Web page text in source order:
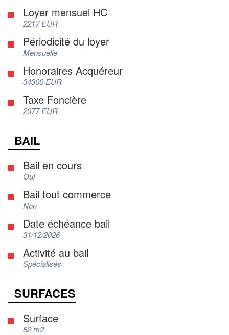
Loyer mensuel HC
2217 EUR
Périodicité du loyer
Mensuelle
Honoraires Acquéreur
34300 EUR
Taxe Foncière
2077 EUR
BAIL
Bail en cours
Oui
Bail tout commerce
Non
Date échéance bail
31/12/2026
Activité au bail
Spécialisés
SURFACES
Surface
82 m2